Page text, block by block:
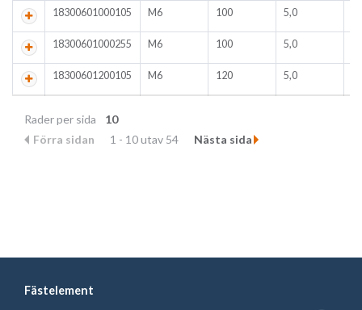
Fästelement
18300601000105 M6 100 5,0
18300601000255 M6 100 5,0
18300601200105 M6 120 5,0
Rader per sida
10
Förra sidan
1 - 10 utav 54 Nästa sida